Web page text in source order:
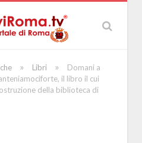
» Libri »
Domani a
il libro il cui
della biblioteca di